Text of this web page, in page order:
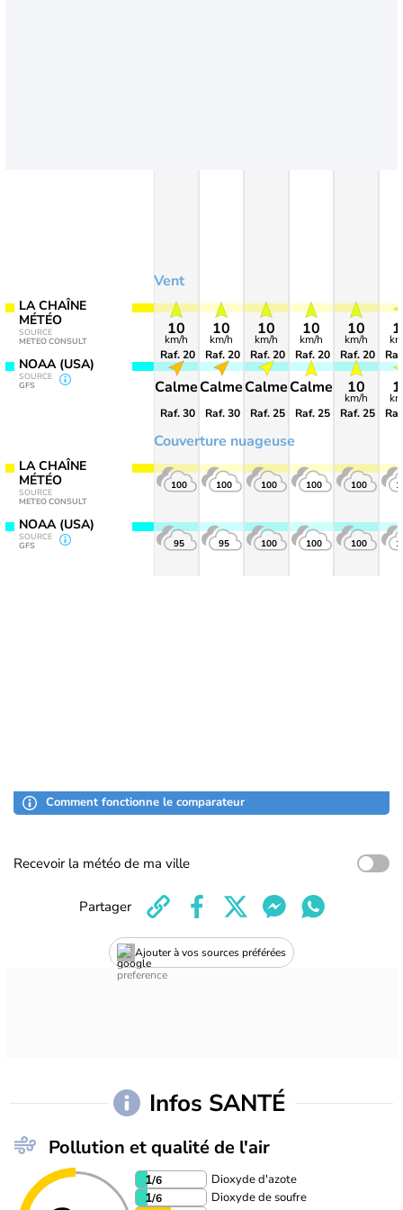
LA CHAÎNE
MÉTÉO
SOURCE
METEO CONSULT
NOAA (USA)
SOURCE
GFS
LA CHAÎNE
MÉTÉO
SOURCE
METEO CONSULT
NOAA (USA)
SOURCE
GFS
Vent
Couverture nuageuse
10
km/h
Raf. 20
Calme
Raf. 30
100
95
10
km/h
Raf. 20
Calme
Raf. 30
100
95
10
km/h
Raf. 20
Calme
Raf. 25
100
100
10
km/h
Raf. 20
Calme
Raf. 25
100
100
10
km/h
Raf. 20
10
km/h
Raf. 25
100
100
Comment fonctionne le comparateur
Recevoir la météo de ma ville
Ajouter à vos sources préférées
Partager
Infos SANTÉ
Pollution et qualité de l'air
1/6 Dioxyde d'azote
1/6 Dioxyde de soufre